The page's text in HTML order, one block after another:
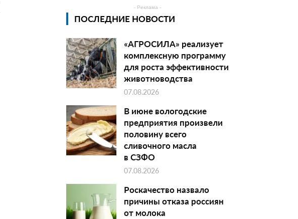
- Реклама -
ПОСЛЕДНИЕ НОВОСТИ
«АГРОСИЛА» реализует
комплексную программу
для роста эффективности
животноводства
07.08.2026
В июне вологодские
предприятия произвели
половину всего
сливочного масла
в СЗФО
07.08.2026
Роскачество назвало
причины отказа россиян
от молока